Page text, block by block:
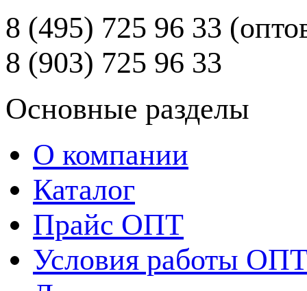
8 (495) 725 96 33
8 (903) 725 96 33
Основные разделы
О компании
Каталог
Прайс ОПТ
Условия работы